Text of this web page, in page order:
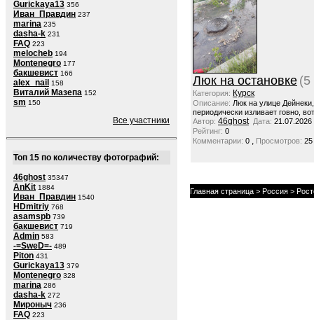
Gurickaya13 356
Иван_Правдин 237
marina 235
dasha-k 231
FAQ 223
melocheb 194
Montenegro 177
бакшевист 166
alex_nail 158
Виталий Мазепа 152
sm 150
Все участники
Топ 15 по количеству фотографий:
46ghost 35347
AnKit 1884
Иван_Правдин 1540
HDmitriy 768
asamspb 739
бакшевист 719
Admin 583
-=SweD=- 489
Piton 431
Gurickaya13 379
Montenegro 328
marina 286
dasha-k 272
Мироныч 236
FAQ 223
Люк на остановке (5
Категория: Курск
Описание: Люк на улице
периодически изливает говно,
Автор: 46ghost Дата: 21.07.2026
Рейтинг: 0
Комментарии: 0 , Просмотров: 25
Главная страница > Россия >